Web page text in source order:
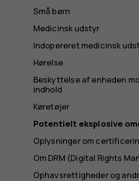
Små børn
Medicinsk udstyr
Indopereret medicinsk
Hørelse
Beskyttelse af enheden
indhold
Køretøjer
Potentielt eksplosive
Oplysninger om
Om DRM (Digital Rights
Ophavsrettigheder og